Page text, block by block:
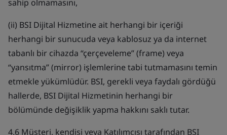
sahip olmamasını,
(ii) BSI Dijital Hizmetine ait herhangi bir içeriği
herhangi bir sunucuda veya kablosuz ya da internet
tabanlı bir cihazda “çerçeveleme” (frame) veya
“yansıtma” (mirror) işlemlerine tabi tutmamasını temin
etmekle yükümlüdür. BSI, gerekli veya faydalı gördüğü
hallerde, BSI Dijital Hizmetinin herhangi bir
bölümünde değişiklik yapma hakkını saklı tutar.
4.6 Müşteri, kendisi veya Katılımcısı tarafından BSI